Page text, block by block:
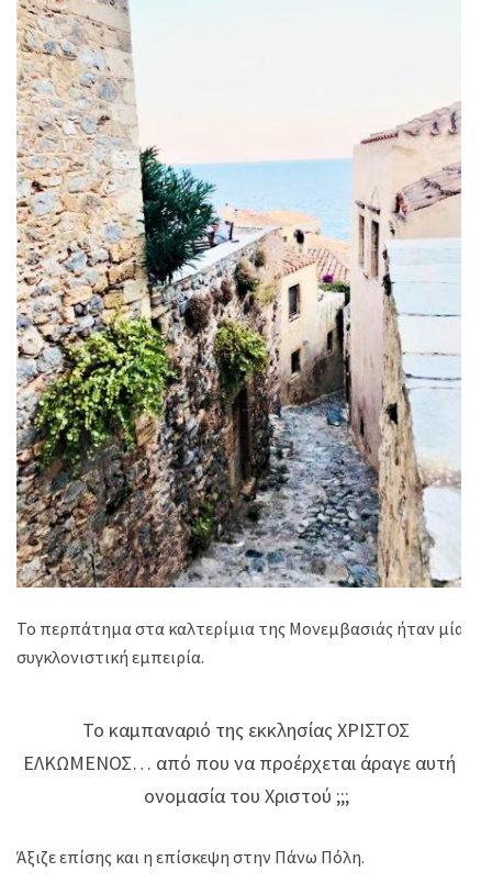
Το περπάτημα στα καλτερίμια της Μονεμβασιάς ήταν μία
συγκλονιστική εμπειρία.
Το καμπαναριό της εκκλησίας ΧΡΙΣΤΟΣ
ΕΛΚΩΜΕΝΟΣ… από που να προέρχεται άραγε αυτή η
ονομασία του Χριστού ;;;
Άξιζε επίσης και η επίσκεψη στην Πάνω Πόλη.